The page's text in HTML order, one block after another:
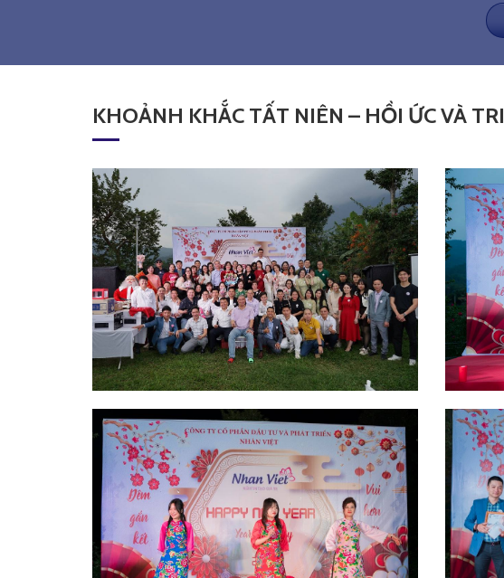
KHOẢNH KHẮC TẤT NIÊN – HỒI ỨC VÀ